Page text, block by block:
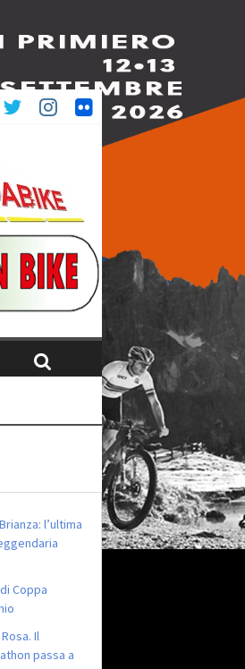
l’ultima
Coppa
Il
passa a